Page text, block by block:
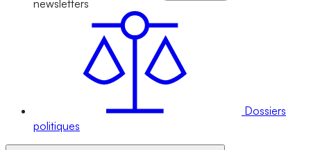
newsletters
Dossiers
politiques